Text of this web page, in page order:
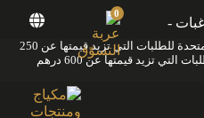
شحن مجاني داخل الإمارات العربية المتحدة للطلبات التي تزيد قيمتها عن 250
درهمًا إماراتيًا. شحن مجاني عالميًا للطلبات التي تزيد قيمتها عن 600 درهم
-
0